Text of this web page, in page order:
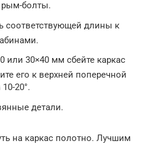
рым-болты.
соответствующей длины к
или 30×40 мм сбейте каркас
его к верхней поперечной
20°.
детали.
на каркас полотно. Лучшим